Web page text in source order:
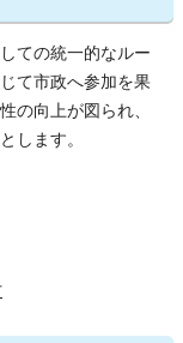
ての統一的なルー
て市政へ参加を果
の向上が図られ、
します。